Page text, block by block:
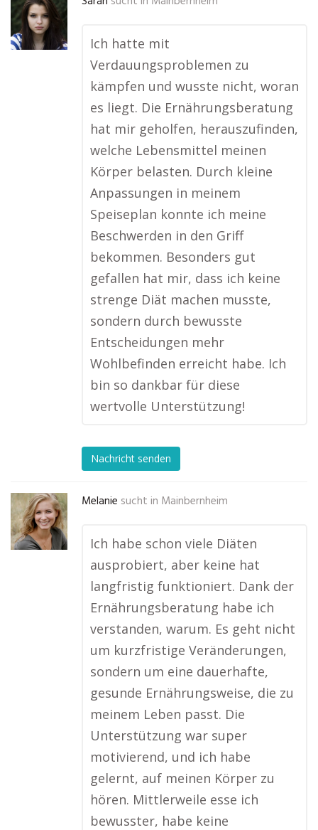
Ich hatte mit
Verdauungsproblemen zu
kämpfen und wusste nicht, woran
es liegt. Die Ernährungsberatung
hat mir geholfen, herauszufinden,
welche Lebensmittel meinen
Körper belasten. Durch kleine
Anpassungen in meinem
Speiseplan konnte ich meine
Beschwerden in den Griff
bekommen. Besonders gut
gefallen hat mir, dass ich keine
strenge Diät machen musste,
sondern durch bewusste
Entscheidungen mehr
Wohlbefinden erreicht habe. Ich
bin so dankbar für diese
wertvolle Unterstützung!
Nachricht senden
Melanie sucht in Mainbernheim
Ich habe schon viele Diäten
ausprobiert, aber keine hat
langfristig funktioniert. Dank der
Ernährungsberatung habe ich
verstanden, warum. Es geht nicht
um kurzfristige Veränderungen,
sondern um eine dauerhafte,
gesunde Ernährungsweise, die zu
meinem Leben passt. Die
Unterstützung war super
motivierend, und ich habe
gelernt, auf meinen Körper zu
hören. Mittlerweile esse ich
bewusster, habe keine